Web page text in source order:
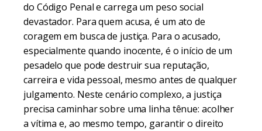
do Código Penal e carrega um peso social
devastador. Para quem acusa, é um ato de
coragem em busca de justiça. Para o acusado,
especialmente quando inocente, é o início de um
pesadelo que pode destruir sua reputação,
carreira e vida pessoal, mesmo antes de qualquer
julgamento. Neste cenário complexo, a justiça
precisa caminhar sobre uma linha tênue: acolher
a vítima e, ao mesmo tempo, garantir o direito